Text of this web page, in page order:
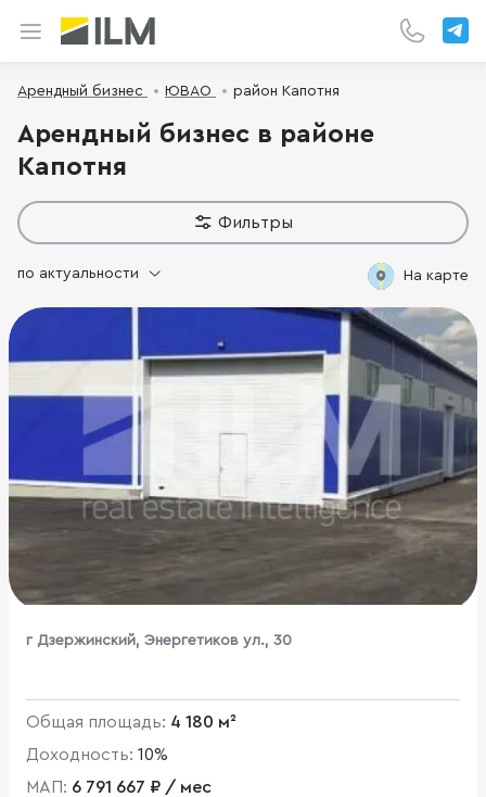
Арендный бизнес ЮВАО район Капотня
Арендный бизнес в районе
Капотня
Фильтры
На карте
по актуальности
г Дзержинский, Энергетиков ул., 30
Общая площадь: 4 180 м²
Доходность: 10%
МАП: 6 791 667 ₽ / мес